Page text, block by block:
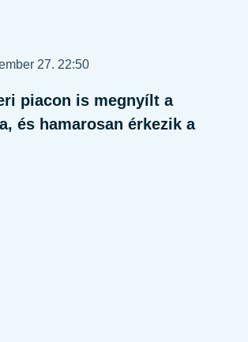
27. 22:50
piacon is megnyílt a
és hamarosan érkezik a